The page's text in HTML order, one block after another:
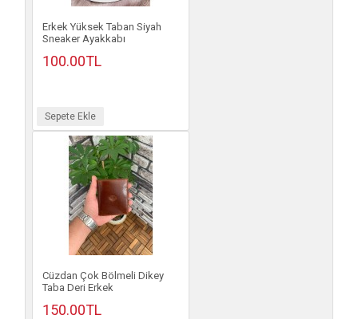
Erkek Yüksek Taban Siyah
Sneaker Ayakkabı
100.00TL
Sepete Ekle
Cüzdan Çok Bölmeli Dikey
Taba Deri Erkek
150.00TL